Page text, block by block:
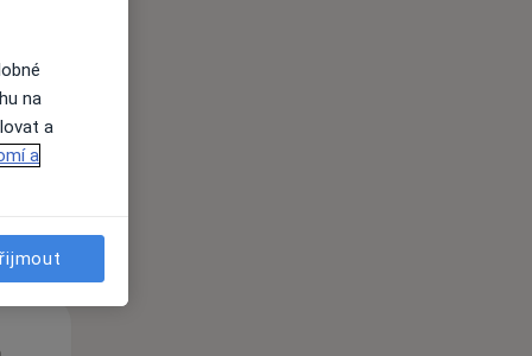
na
a
a